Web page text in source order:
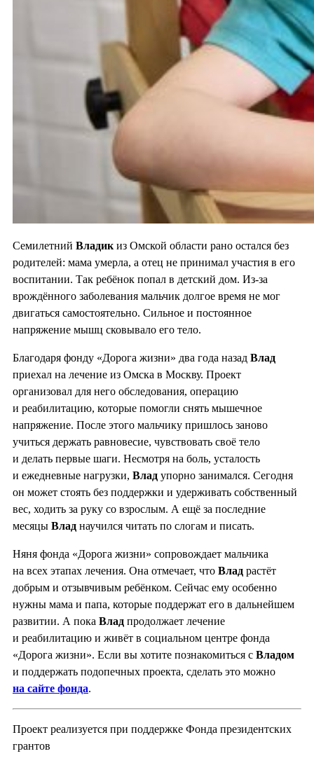
Семилетний Владик из Омской области рано остался без
родителей: мама умерла, а отец не принимал участия в его
воспитании. Так ребёнок попал в детский дом. Из-за
врождённого заболевания мальчик долгое время не мог
двигаться самостоятельно. Сильное и постоянное
напряжение мышц сковывало его тело.
Благодаря фонду «Дорога жизни» два года назад Влад
приехал на лечение из Омска в Москву. Проект
организовал для него обследования, операцию
и реабилитацию, которые помогли снять мышечное
напряжение. После этого мальчику пришлось заново
учиться держать равновесие, чувствовать своё тело
и делать первые шаги. Несмотря на боль, усталость
и ежедневные нагрузки, Влад упорно занимался. Сегодня
он может стоять без поддержки и удерживать собственный
вес, ходить за руку со взрослым. А ещё за последние
месяцы Влад научился читать по слогам и писать.
Няня фонда «Дорога жизни» сопровождает мальчика
на всех этапах лечения. Она отмечает, что Влад растёт
добрым и отзывчивым ребёнком. Сейчас ему особенно
нужны мама и папа, которые поддержат его в дальнейшем
развитии. А пока Влад продолжает лечение
и реабилитацию и живёт в социальном центре фонда
«Дорога жизни». Если вы хотите познакомиться с Владом
и поддержать подопечных проекта, сделать это можно
на сайте фонда.
Проект реализуется при поддержке Фонда президентских
грантов